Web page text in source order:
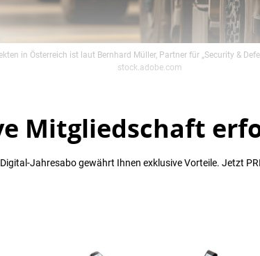
in Österreich ist laut Bernhard Müller, Partner für „Security &
stock.adobe.com
Mitgliedschaft
Digital-Jahresabo gewährt Ihnen exklusive Vorteile. Jetzt